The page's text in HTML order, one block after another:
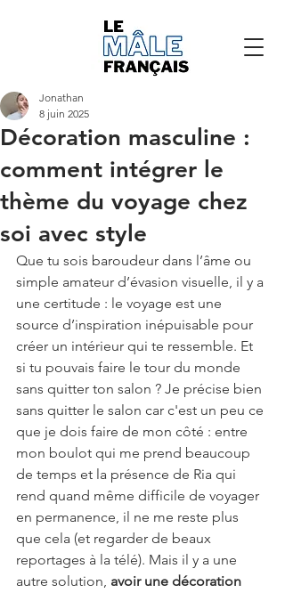
Décoration masculine :
comment intégrer le
thème du voyage chez
soi avec style
Jonathan
8 juin 2025
Que tu sois baroudeur dans l’âme ou
simple amateur d’évasion visuelle, il y a
une certitude : le voyage est une
source d’inspiration inépuisable pour
créer un intérieur qui te ressemble. Et
si tu pouvais faire le tour du monde
sans quitter ton salon ? Je précise bien
sans quitter le salon car c'est un peu ce
que je dois faire de mon côté : entre
mon boulot qui me prend beaucoup
de temps et la présence de Ria qui
rend quand même difficile de voyager
en permanence, il ne me reste plus
que cela (et regarder de beaux
reportages à la télé). Mais il y a une
autre solution, avoir une décoration